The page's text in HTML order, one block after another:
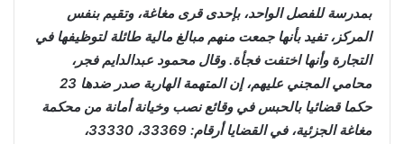
بمدرسة للفصل الواحد، بإحدى قرى مغاغة، وتقيم بنفس
المركز، تفيد بأنها جمعت منهم مبالغ مالية طائلة لتوظيفها في
التجارة وأنها اختفت فجأة. وقال محمود عبدالدايم فجر،
محامي المجني عليهم، إن المتهمة الهاربة صدر ضدها 23
حكما قضائيا بالحبس في وقائع نصب وخيانة أمانة من محكمة
مغاغة الجزئية، في القضايا أرقام: 33369، 33330،